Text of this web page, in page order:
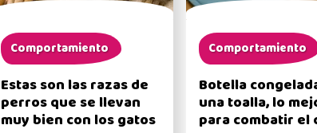
Comportamiento
Estas son las razas de
perros que se llevan
muy bien con los gatos
Comportamiento
Botella
una toalla, lo
para combatir el